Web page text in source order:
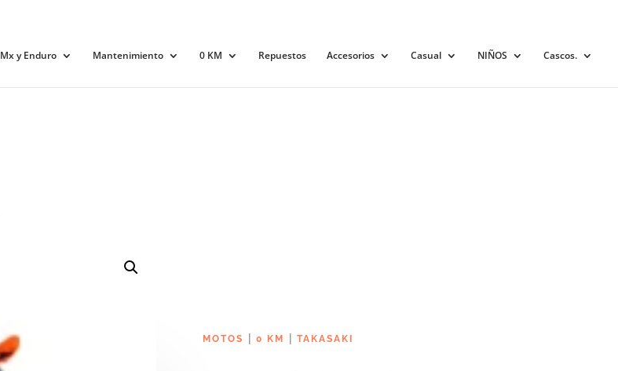
Mx y Enduro Mantenimiento 0 KM Repuestos Accesorios Casual NIÑOS Cascos.
MOTOS | 0 KM | TAKASAKI